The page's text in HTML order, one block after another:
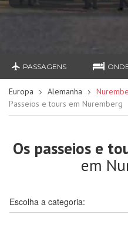
PASSAGENS
Europa Alemanha
Passeios e tours em Nuremberg
Os passeios e
em
Escolha a categoria: